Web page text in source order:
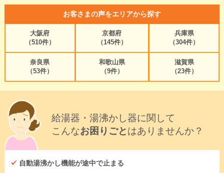
お客さまの声をエリアから探す
大阪府
（510件）
京都府
（145件）
兵庫県
（304件）
奈良県
（53件）
和歌山県
（9件）
滋賀県
（23件）
給湯器・湯沸かし器に関して
こんなお困りごとはありませんか？
自動湯沸かし機能が途中で止まる